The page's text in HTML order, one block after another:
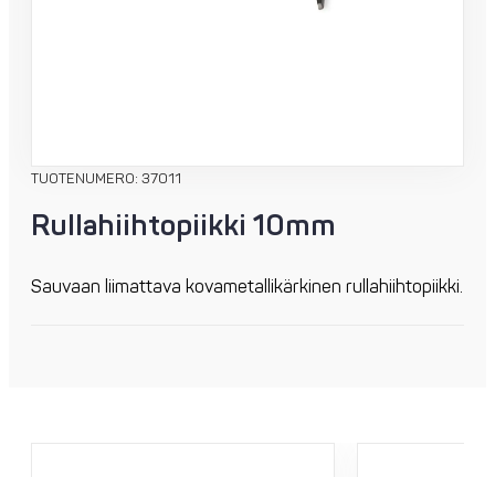
TUOTENUMERO: 37011
Rullahiihtopiikki 10mm
Sauvaan liimattava kovametallikärkinen rullahiihtopiikki.